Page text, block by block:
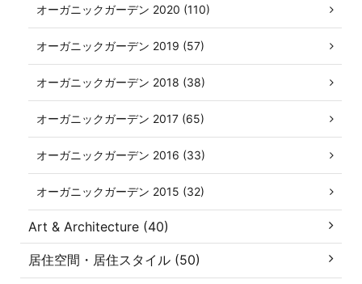
オーガニックガーデン 2020 (110)
オーガニックガーデン 2019 (57)
オーガニックガーデン 2018 (38)
オーガニックガーデン 2017 (65)
オーガニックガーデン 2016 (33)
オーガニックガーデン 2015 (32)
Art & Architecture (40)
居住空間・居住スタイル (50)